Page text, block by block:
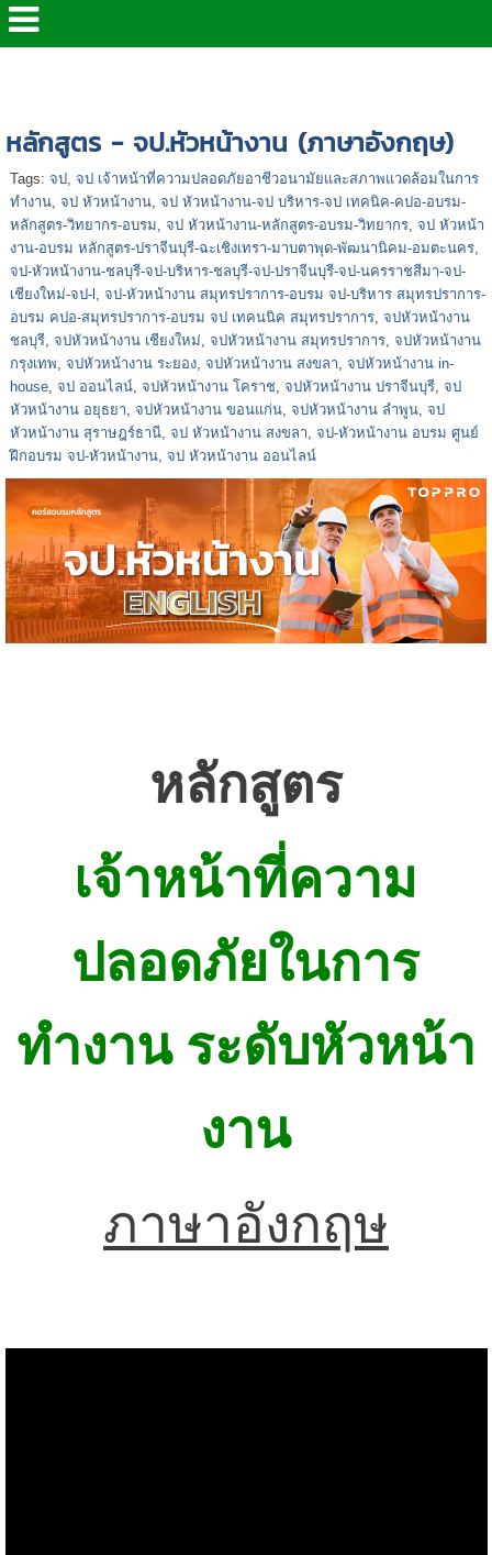
หลักสูตร - จป.หัวหน้างาน (ภาษาอังกฤษ)
Tags: จป, จป เจ้าหน้าที่ความปลอดภัยอาชีวอนามัยและสภาพแวดล้อมในการ
ทำงาน, จป หัวหน้างาน, จป หัวหน้างาน-จป บริหาร-จป เทคนิค-คปอ-อบรม-
หลักสูตร-วิทยากร-อบรม, จป หัวหน้างาน-หลักสูตร-อบรม-วิทยากร, จป หัวหน้า
งาน-อบรม หลักสูตร-ปราจีนบุรี-ฉะเชิงเทรา-มาบตาพุด-พัฒนานิคม-อมตะนคร,
จป-หัวหน้างาน-ชลบุรี-จป-บริหาร-ชลบุรี-จป-ปราจีนบุรี-จป-นครราชสีมา-จป-
เชียงใหม่-จป-l , จป-หัวหน้างาน สมุทรปราการ-อบรม จป-บริหาร สมุทรปราการ-
อบรม คปอ-สมุทรปราการ-อบรม จป เทคนนิค สมุทรปราการ, จปหัวหน้างาน
ชลบุรี, จปหัวหน้างาน เชียงใหม่, จปหัวหน้างาน สมุทรปราการ, จปหัวหน้างาน
กรุงเทพ, จปหัวหน้างาน ระยอง, จปหัวหน้างาน สงขลา, จปหัวหน้างาน in-
house, จป ออนไลน์, จปหัวหน้างาน โคราช, จปหัวหน้างาน ปราจีนบุรี, จป
หัวหน้างาน อยุธยา, จปหัวหน้างาน ขอนแก่น, จปหัวหน้างาน ลำพูน, จป
หัวหน้างาน สุราษฎร์ธานี, จป หัวหน้างาน สงขลา, จป-หัวหน้างาน อบรม ศูนย์
ฝึกอบรม จป-หัวหน้างาน, จป หัวหน้างาน ออนไลน์
หลักสูตร
เจ้าหน้าที่ความ
ปลอดภัยในการ
ทำงาน ระดับหัวหน้า
งาน
ภาษาอังกฤษ